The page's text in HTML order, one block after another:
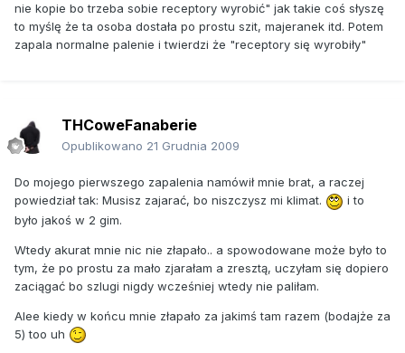
nie kopie bo trzeba sobie receptory wyrobić" jak takie coś słyszę
to myślę że ta osoba dostała po prostu szit, majeranek itd. Potem
zapala normalne palenie i twierdzi że "receptory się wyrobiły"
THCoweFanaberie
Opublikowano 21 Grudnia 2009
Do mojego pierwszego zapalenia namówił mnie brat, a raczej
powiedział tak: Musisz zajarać, bo niszczysz mi klimat.
i to
było jakoś w 2 gim.
Wtedy akurat mnie nic nie złapało.. a spowodowane może było to
tym, że po prostu za mało zjarałam a zresztą, uczyłam się dopiero
zaciągać bo szlugi nigdy wcześniej wtedy nie paliłam.
Alee kiedy w końcu mnie złapało za jakimś tam razem (bodajże za
5) too uh